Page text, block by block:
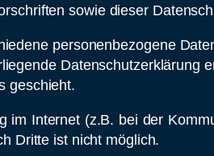
sowie dieser
personenbezogene
Datenschutzerklärung
geschieht.
im Internet (z.B. bei der
Dritte ist nicht möglich.